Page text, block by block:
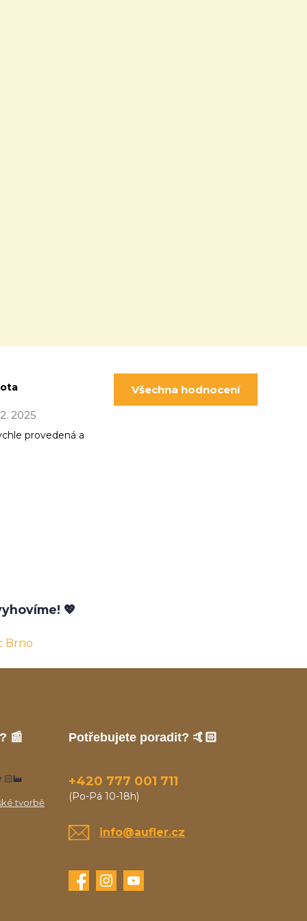
2025
provedená a
Všechna hodnocení
💖
Brno
📰
tvorbě
Potřebujete poradit? 🤙🏻
+420 777 001 711
(Po-Pá 10-18h)
info@aufler.cz